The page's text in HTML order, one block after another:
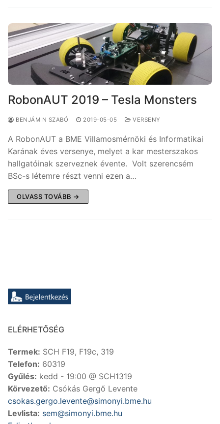
RobonAUT 2019 – Tesla Monsters
BENJÁMIN SZABÓ 2019-05-05 VERSENY
A RobonAUT a BME Villamosmérnöki és Informatikai
Karának éves versenye, melyet a kar mesterszakos
hallgatóinak szerveznek évente. Volt szerencsém
BSc-s létemre részt venni ezen a…
OLVASS TOVÁBB →
ELÉRHETŐSÉG
Termek: SCH F19, F19c, 319
Telefon: 60319
Gyűlés: kedd - 19:00 @ SCH1319
Körvezető: Csókás Gergő Levente
csokas.gergo.levente@simonyi.bme.hu
Levlista: sem@simonyi.bme.hu